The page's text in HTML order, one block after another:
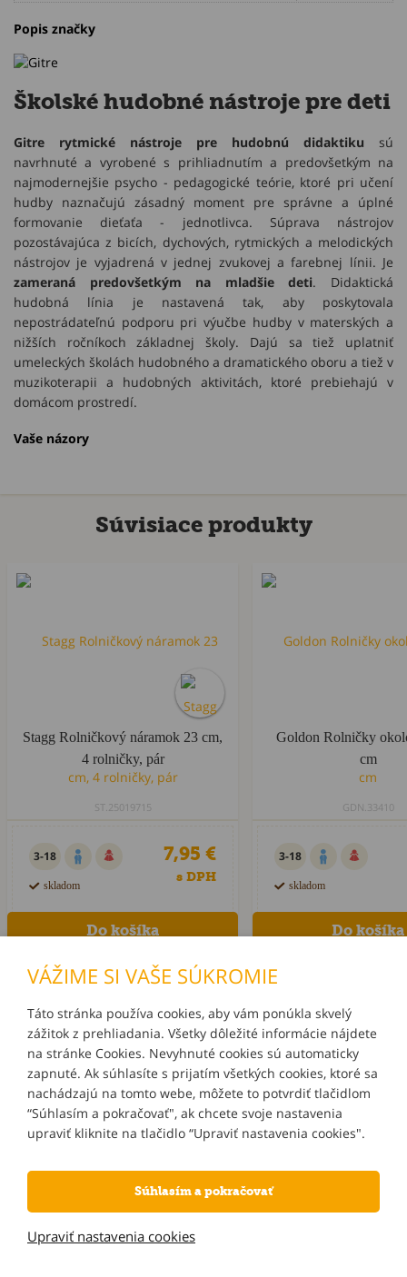
Popis značky
Školské hudobné nástroje pre deti
Gitre rytmické nástroje pre hudobnú didaktiku sú
navrhnuté a vyrobené s prihliadnutím a predovšetkým na
najmodernejšie psycho - pedagogické teórie, ktoré pri učení
hudby naznačujú zásadný moment pre správne a úplné
formovanie dieťaťa - jednotlivca. Súprava nástrojov
pozostávajúca z bicích, dychových, rytmických a melodických
nástrojov je vyjadrená v jednej zvukovej a farebnej línii. Je
zameraná predovšetkým na mladšie deti. Didaktická
hudobná línia je nastavená tak, aby poskytovala
nepostrádateľnú podporu pri výučbe hudby v materských a
nižších ročníkoch základnej školy. Dajú sa tiež uplatniť
umeleckých školách hudobného a dramatického oboru a tiež v
muzikoterapii a hudobných aktivitách, ktoré prebiehajú v
domácom prostredí.
Vaše názory
Súvisiace produkty
Stagg Rolničkový náramok 23 cm,
4 rolničky, pár
ST.25019715
3-18
skladom
7,95 €
s DPH
Goldon Rolničky
cm
GDN.33410
3-18
skladom
INFORMÁCIE
MÔJ ÚČET
NOVINKY E-MAILOM
VÁŽIME SI VAŠE SÚKROMIE
Táto stránka používa cookies, aby vám ponúkla skvelý
zážitok z prehliadania. Všetky dôležité informácie nájdete
na stránke Cookies. Nevyhnuté cookies sú automaticky
zapnuté. Ak súhlasíte s prijatím všetkých cookies, ktoré sa
nachádzajú na tomto webe, môžete to potvrdiť tlačidlom
“Súhlasím a pokračovať", ak chcete svoje nastavenia
upraviť kliknite na tlačidlo “Upraviť nastavenia cookies".
Súhlasím a pokračovať
Upraviť nastavenia cookies